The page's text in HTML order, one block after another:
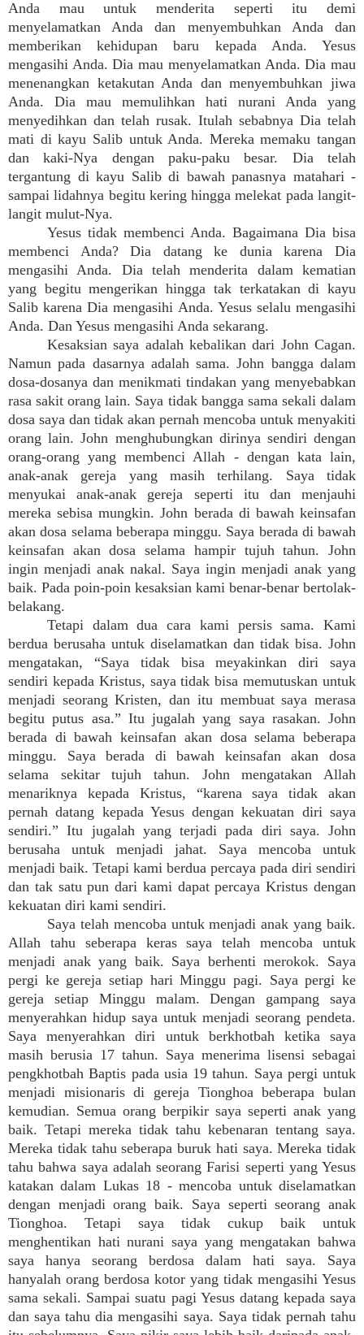
Anda mau untuk menderita seperti itu demi
menyelamatkan Anda dan menyembuhkan Anda dan
memberikan kehidupan baru kepada Anda. Yesus
mengasihi Anda. Dia mau menyelamatkan Anda. Dia mau
menenangkan ketakutan Anda dan menyembuhkan jiwa
Anda. Dia mau memulihkan hati nurani Anda yang
menyedihkan dan telah rusak. Itulah sebabnya Dia telah
mati di kayu Salib untuk Anda. Mereka memaku tangan
dan kaki-Nya dengan paku-paku besar. Dia telah
tergantung di kayu Salib di bawah panasnya matahari -
sampai lidahnya begitu kering hingga melekat pada langit-
langit mulut-Nya.
Yesus tidak membenci Anda. Bagaimana Dia bisa
membenci Anda? Dia datang ke dunia karena Dia
mengasihi Anda. Dia telah menderita dalam kematian
yang begitu mengerikan hingga tak terkatakan di kayu
Salib karena Dia mengasihi Anda. Yesus selalu mengasihi
Anda. Dan Yesus mengasihi Anda sekarang.
Kesaksian saya adalah kebalikan dari John Cagan.
Namun pada dasarnya adalah sama. John bangga dalam
dosa-dosanya dan menikmati tindakan yang menyebabkan
rasa sakit orang lain. Saya tidak bangga sama sekali dalam
dosa saya dan tidak akan pernah mencoba untuk menyakiti
orang lain. John menghubungkan dirinya sendiri dengan
orang-orang yang membenci Allah - dengan kata lain,
anak-anak gereja yang masih terhilang. Saya tidak
menyukai anak-anak gereja seperti itu dan menjauhi
mereka sebisa mungkin. John berada di bawah keinsafan
akan dosa selama beberapa minggu. Saya berada di bawah
keinsafan akan dosa selama hampir tujuh tahun. John
ingin menjadi anak nakal. Saya ingin menjadi anak yang
baik. Pada poin-poin kesaksian kami benar-benar bertolak-
belakang.
Tetapi dalam dua cara kami persis sama. Kami
berdua berusaha untuk diselamatkan dan tidak bisa. John
mengatakan, “Saya tidak bisa meyakinkan diri saya
sendiri kepada Kristus, saya tidak bisa memutuskan untuk
menjadi seorang Kristen, dan itu membuat saya merasa
begitu putus asa.” Itu jugalah yang saya rasakan. John
berada di bawah keinsafan akan dosa selama beberapa
minggu. Saya berada di bawah keinsafan akan dosa
selama sekitar tujuh tahun. John mengatakan Allah
menariknya kepada Kristus, “karena saya tidak akan
pernah datang kepada Yesus dengan kekuatan diri saya
sendiri.” Itu jugalah yang terjadi pada diri saya. John
berusaha untuk menjadi jahat. Saya mencoba untuk
menjadi baik. Tetapi kami berdua percaya pada diri sendiri
dan tak satu pun dari kami dapat percaya Kristus dengan
kekuatan diri kami sendiri.
Saya telah mencoba untuk menjadi anak yang baik.
Allah tahu seberapa keras saya telah mencoba untuk
menjadi anak yang baik. Saya berhenti merokok. Saya
pergi ke gereja setiap hari Minggu pagi. Saya pergi ke
gereja setiap Minggu malam. Dengan gampang saya
menyerahkan hidup saya untuk menjadi seorang pendeta.
Saya menyerahkan diri untuk berkhotbah ketika saya
masih berusia 17 tahun. Saya menerima lisensi sebagai
pengkhotbah Baptis pada usia 19 tahun. Saya pergi untuk
menjadi misionaris di gereja Tionghoa beberapa bulan
kemudian. Semua orang berpikir saya seperti anak yang
baik. Tetapi mereka tidak tahu kebenaran tentang saya.
Mereka tidak tahu seberapa buruk hati saya. Mereka tidak
tahu bahwa saya adalah seorang Farisi seperti yang Yesus
katakan dalam Lukas 18 - mencoba untuk diselamatkan
dengan menjadi orang baik. Saya seperti seorang anak
Tionghoa. Tetapi saya tidak cukup baik untuk
menghentikan hati nurani saya yang mengatakan bahwa
saya hanya seorang berdosa dalam hati saya. Saya
hanyalah orang berdosa kotor yang tidak mengasihi Yesus
sama sekali. Sampai suatu pagi Yesus datang kepada saya
dan saya tahu dia mengasihi saya. Saya tidak pernah tahu